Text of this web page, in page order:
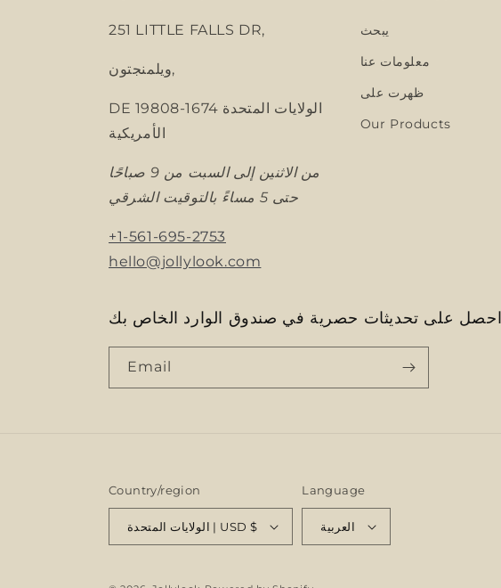
251 LITTLE FALLS DR,
ويلمنجتون,
DE 19808-1674 الولايات المتحدة
الأمريكية
من الاثنين إلى السبت من 9 صباحًا
حتى 5 مساءً بالتوقيت الشرقي
+1-561-695-2753
hello@jollylook.com
يبحث
معلومات عنا
ظهرت على
Our Products
احصل على تحديثات حصرية في صندوق الوارد الخاص بك
Email
Country/region
الولايات المتحدة | USD $
Language
العربية